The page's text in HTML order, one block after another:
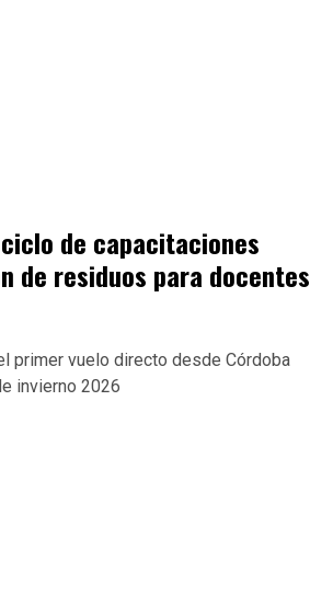
de capacitaciones
de residuos para docentes